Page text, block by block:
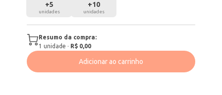
+5
unidades
+10
unidades
Resumo da compra:
1 unidade · R$ 0,00
Adicionar ao carrinho